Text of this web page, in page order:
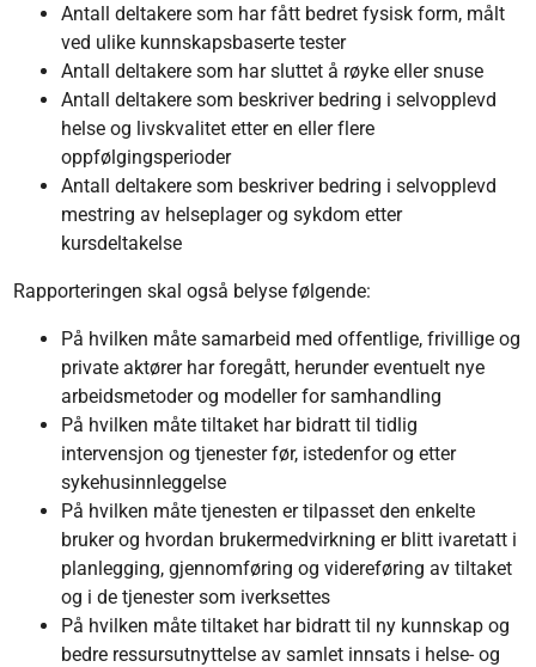
Antall deltakere som har fått bedret fysisk form, målt
ved ulike kunnskapsbaserte tester
Antall deltakere som har sluttet å røyke eller snuse
Antall deltakere som beskriver bedring i selvopplevd
helse og livskvalitet etter en eller flere
oppfølgingsperioder
Antall deltakere som beskriver bedring i selvopplevd
mestring av helseplager og sykdom etter
kursdeltakelse
Rapporteringen skal også belyse følgende:
På hvilken måte samarbeid med offentlige, frivillige og
private aktører har foregått, herunder eventuelt nye
arbeidsmetoder og modeller for samhandling
På hvilken måte tiltaket har bidratt til tidlig
intervensjon og tjenester før, istedenfor og etter
sykehusinnleggelse
På hvilken måte tjenesten er tilpasset den enkelte
bruker og hvordan brukermedvirkning er blitt ivaretatt i
planlegging, gjennomføring og videreføring av tiltaket
og i de tjenester som iverksettes
På hvilken måte tiltaket har bidratt til ny kunnskap og
bedre ressursutnyttelse av samlet innsats i helse- og